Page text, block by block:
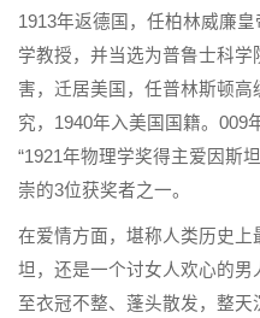
1913年返德国，任柏林威廉
学教授，并当选为普鲁士科学
害，迁居美国，任普林斯顿
究，1940年入美国国籍。009
“1921年物理学奖得主爱因斯
崇的3位获奖者之一。
在爱情方面，堪称人类历史
坦，还是一个讨女人欢心的
至衣冠不整、蓬头散发，整